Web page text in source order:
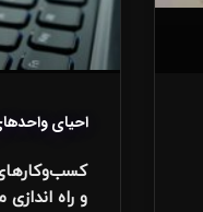
احیای
و راه